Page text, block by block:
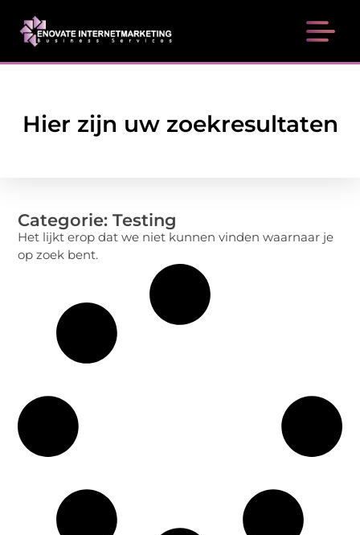
Hier zijn uw zoekresultaten
Categorie: Testing
Het lijkt erop dat we niet kunnen vinden waarnaar je
op zoek bent.